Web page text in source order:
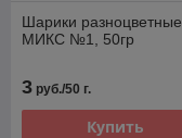
Шарики разноцветные
МИКС №1, 50гр
3 руб./50 г.
Купить